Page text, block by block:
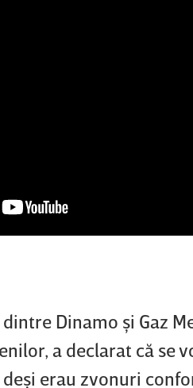
Dinamo şi Gaz
a declarat că se
deşi erau zvonuri